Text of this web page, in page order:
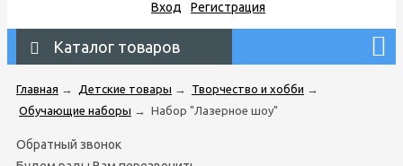
Вход
Регистрация
Каталог товаров
Главная → Детские товары → Творчество и хобби →
Обучающие наборы → Набор "Лазерное шоу"
Обратный звонок